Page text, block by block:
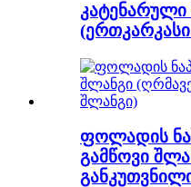
კატენარული
ფოლადის
გამწოვი